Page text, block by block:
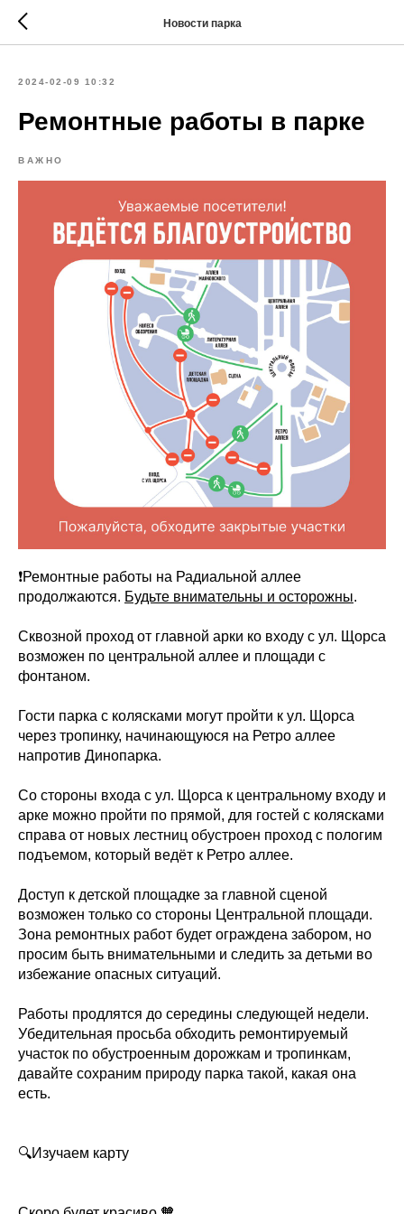
Новости парка
2024-02-09 10:32
Ремонтные работы в парке
ВАЖНО
❗Ремонтные работы на Радиальной аллее
продолжаются. Будьте внимательны и осторожны.
Сквозной проход от главной арки ко входу с ул. Щорса
возможен по центральной аллее и площади с
фонтаном.
Гости парка с колясками могут пройти к ул. Щорса
через тропинку, начинающуюся на Ретро аллее
напротив Динопарка.
Со стороны входа с ул. Щорса к центральному входу и
арке можно пройти по прямой, для гостей с колясками
справа от новых лестниц обустроен проход с пологим
подъемом, который ведёт к Ретро аллее.
Доступ к детской площадке за главной сценой
возможен только со стороны Центральной площади.
Зона ремонтных работ будет ограждена забором, но
просим быть внимательными и следить за детьми во
избежание опасных ситуаций.
Работы продлятся до середины следующей недели.
Убедительная просьба обходить ремонтируемый
участок по обустроенным дорожкам и тропинкам,
давайте сохраним природу парка такой, какая она
есть.
🔍Изучаем карту